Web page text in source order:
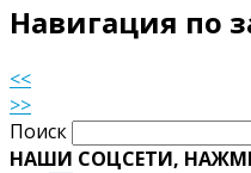
Навигация по
<<
>>
Поиск
НАШИ СОЦСЕТИ,